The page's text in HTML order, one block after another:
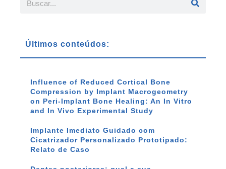
Últimos conteúdos:
Influence of Reduced Cortical Bone
Compression by Implant Macrogeometry
on Peri-Implant Bone Healing: An In Vitro
and In Vivo Experimental Study
Implante Imediato Guidado com
Cicatrizador Personalizado Prototipado:
Relato de Caso